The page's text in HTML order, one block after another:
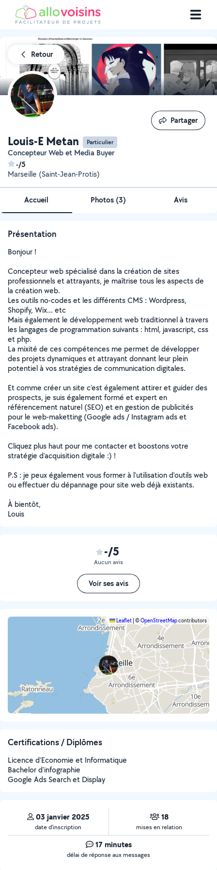
Retour
Louis-E Metan Particulier
Concepteur Web et Media Buyer
-/5
Marseille (Saint-Jean-Protis)
Partager
Partager
Accueil Photos (3) Avis
Présentation
Bonjour !
Concepteur web spécialisé dans la création de sites
professionnels et attrayants, je maîtrise tous les aspects de
la création web.
Les outils no-codes et les différents CMS : Wordpress,
Shopify, Wix... etc
Mais également le développement web traditionnel à travers
les langages de programmation suivants : html, javascript, css
et php.
La mixité de ces compétences me permet de développer
des projets dynamiques et attrayant donnant leur plein
potentiel à vos stratégies de communication digitales.
Et comme créer un site c'est également attirer et guider des
prospects, je suis également formé et expert en
référencement naturel (SEO) et en gestion de publicités
pour le web-maketting (Google ads / Instagram ads et
Facebook ads).
Cliquez plus haut pour me contacter et boostons votre
stratégie d'acquisition digitale :) !
P.S : je peux également vous former à l'utilisation d'outils web
ou effectuer du dépannage pour site web déjà existants.
À bientôt,
Louis
-/5
Aucun avis
Voir ses avis
Leaflet ©OpenStreetMapcontributors
Certifications / Diplômes
Licence d'Economie et Informatique
Bachelor d'infographie
Google Ads Search et Display
03 janvier 2025
date d’inscription
18
mises en relation
17 minutes
délai de réponse aux messages